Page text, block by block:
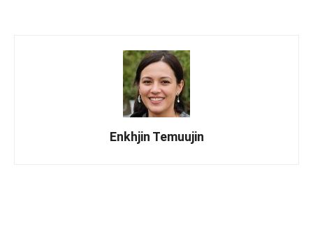
Enkhjin Temuujin